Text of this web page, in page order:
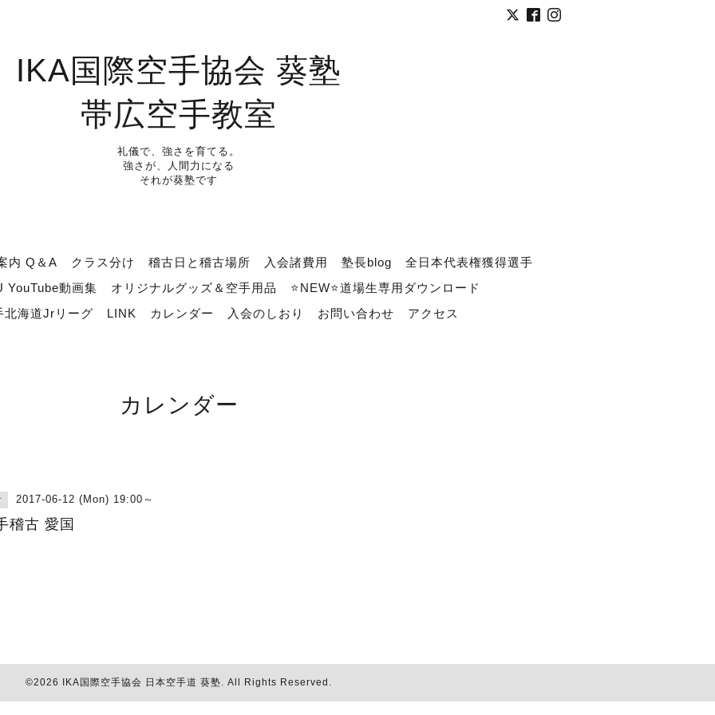
IKA国際空手協会 葵塾
帯広空手教室
礼儀で、強さを育てる。
強さが、人間力になる
それが葵塾です
内 Q＆A クラス分け 稽古日と稽古場所 入会諸費用 塾長blog
全日本代表権獲得選手
YouTube動画集
オリジナルグッズ＆空手用品
⭐NEW⭐道場生専用ダウンロード
北海道Jrリーグ
LINK カレンダー 入会のしおり お問い合わせ アクセス
カレンダー
2017-06-12 (Mon) 19:00～
稽古 愛国
©2026 IKA国際空手協会 日本空手道 葵塾. All Rights Reserved.